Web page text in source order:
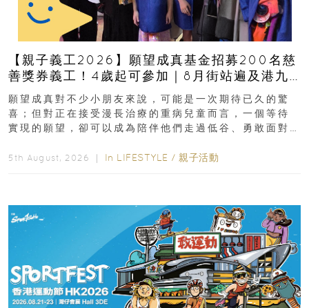
【親子義工2026】願望成真基金招募200名慈
善獎券義工！4歲起可參加｜8月街站遍及港九
新界
願望成真對不少小朋友來說，可能是一次期待已久的驚
喜；但對正在接受漫長治療的重病兒童而言，一個等待
實現的願望，卻可以成為陪伴他們走過低谷、勇敢面對
5th August, 2026 ｜ In LIFESTYLE / 親子活動